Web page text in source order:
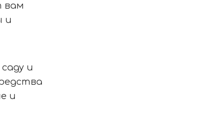
вам
и
и
и